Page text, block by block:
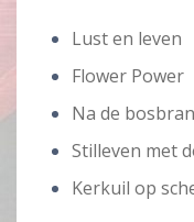
Lust en leven
Flower Power
Na de
Stilleven met
Kerkuil op